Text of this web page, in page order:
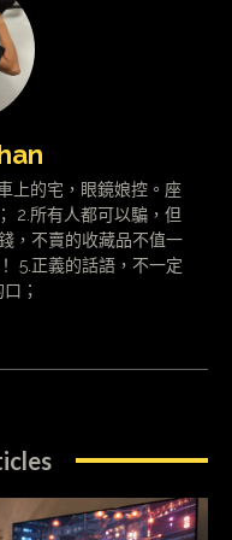
上的宅，眼鏡娘控。座
2.所有人都可以騙，但
，不賣的收藏品不值一
5.正義的話語，不一定
；